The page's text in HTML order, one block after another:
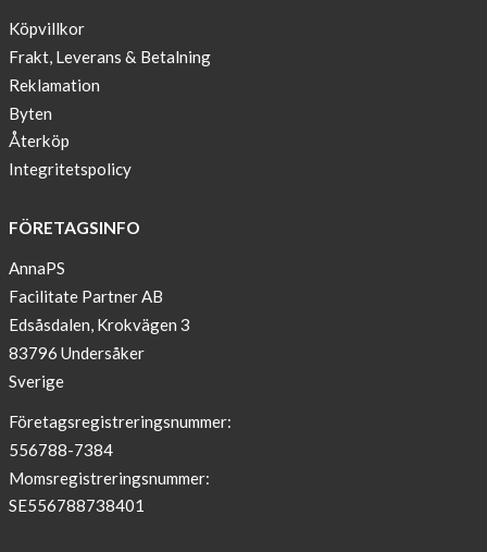
Blogger
on
AnnaPS.com
Report
from
congress
in
Paris
OFFER
!
–
T-
shirt
pockets
and
Köpvillkor
Frakt, Leverans & Betalning
Reklamation
Byten
Återköp
Integritetspolicy
FÖRETAGSINFO
AnnaPS
Facilitate Partner AB
Edsåsdalen, Krokvägen 3
83796 Undersåker
Sverige
Företagsregistreringsnummer:
556788-7384
Momsregistreringsnummer:
SE556788738401